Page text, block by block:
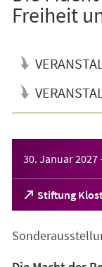
Freiheit
30. Januar 2027
Stiftung
(Öffnet
in
neuen